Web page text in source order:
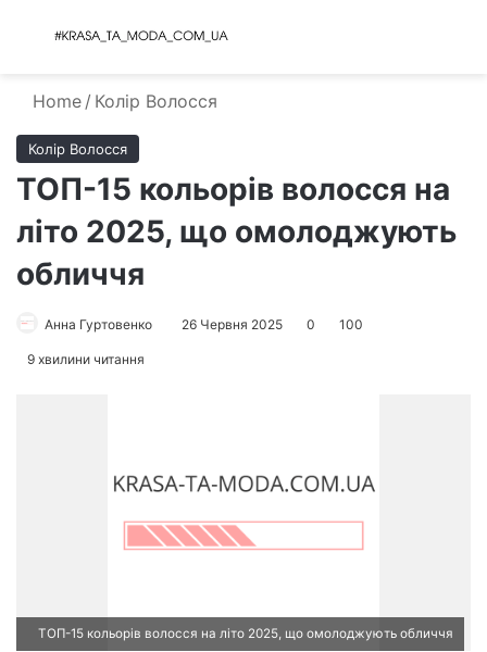
Menu
Home / Колір Волосся
Колір Волосся
ТОП-15 кольорів волосся на
літо 2025, що омолоджують
обличчя
Анна Гуртовенко 26 Червня 2025 0 100
9 хвилини читання
ТОП-15 кольорів волосся на літо 2025, що омолоджують обличчя